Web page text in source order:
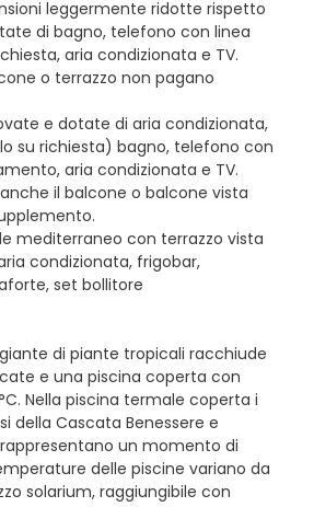
leggermente ridotte rispetto
di bagno, telefono con linea
aria condizionata e TV.
o terrazzo non pagano
e dotate di aria condizionata,
su richiesta) bagno, telefono con
aria condizionata e TV.
anche il balcone o balcone vista
mediterraneo con terrazzo vista
condizionata, frigobar,
set bollitore
di piante tropicali racchiude
e una piscina coperta con
Nella piscina termale coperta i
della Cascata Benessere e
un momento di
delle piscine variano da
solarium, raggiungibile con